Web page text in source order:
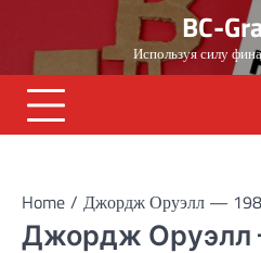
content
BC-
Используя силу
Home Джордж Оруэлл —
Джордж Оруэлл